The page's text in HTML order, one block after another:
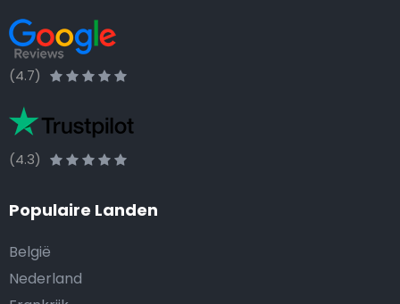
(4.7)
(4.3)
Populaire Landen
België
Nederland